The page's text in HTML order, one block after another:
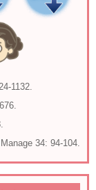
1132.
34: 94-104.